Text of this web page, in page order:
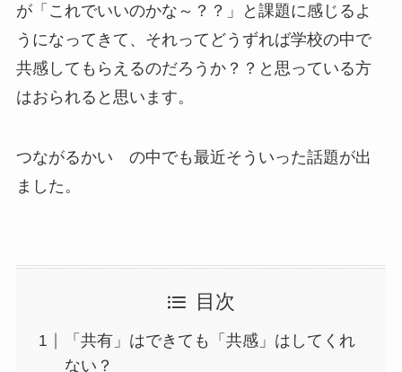
が「これでいいのかな～？？」と課題に感じるよ
うになってきて、それってどうずれば学校の中で
共感してもらえるのだろうか？？と思っている方
はおられると思います。
つながるかい の中でも最近そういった話題が出
ました。
目次
「共有」はできても「共感」はしてくれ
ない？